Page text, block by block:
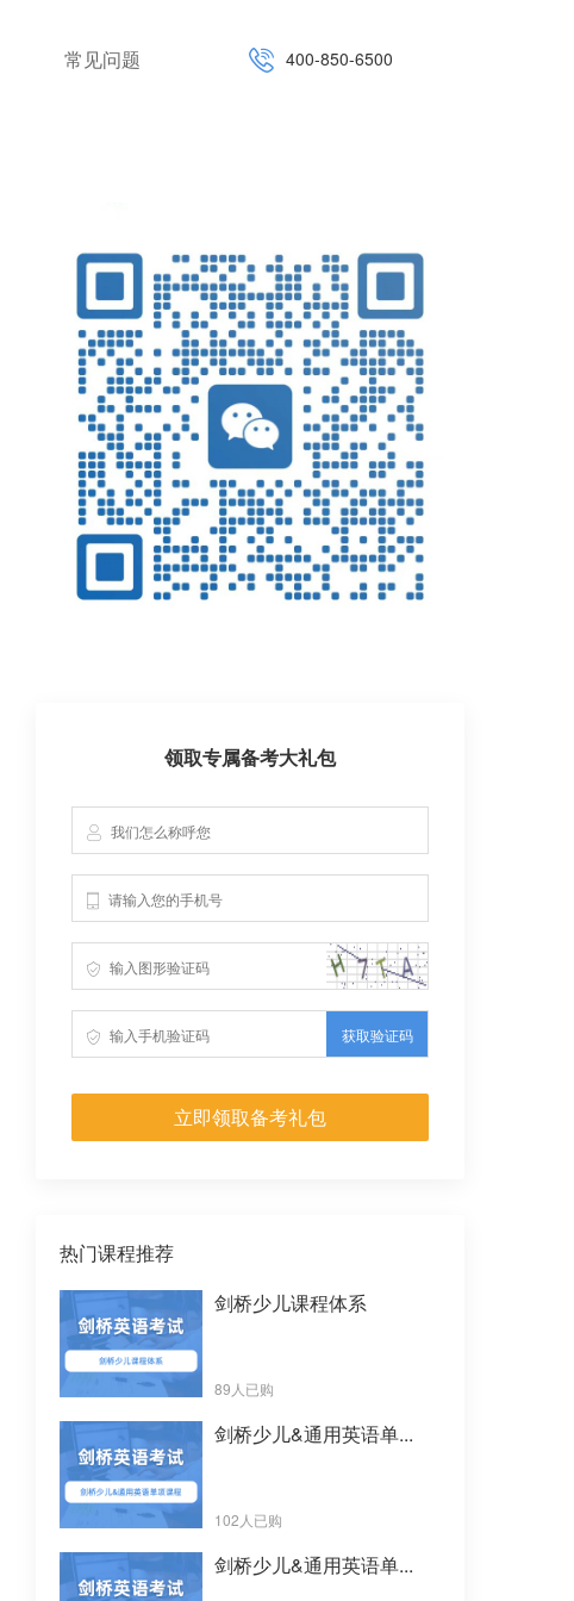
常见问题 400-850-6500
领取专属备考大礼包
获取验证码
立即领取备考礼包
热门课程推荐
剑桥少儿课程体系
89人已购
剑桥少儿&通用英语单...
102人已购
剑桥少儿&通用英语单...